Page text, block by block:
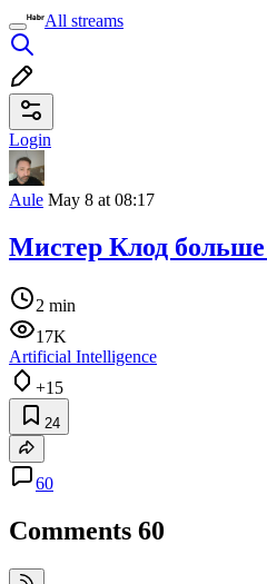
All streams
Login
Aule May 8 at 08:17
Мистер Клод больше
2 min
17K
Artificial Intelligence
+15
24
60
Comments 60